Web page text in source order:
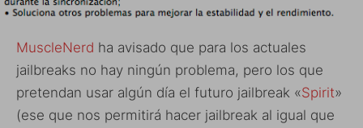
MuscleNerd ha avisado que para los actuales
jailbreaks no hay ningún problema, pero los que
pretendan usar algún día el futuro jailbreak «Spirit»
(ese que nos permitirá hacer jailbreak al igual que